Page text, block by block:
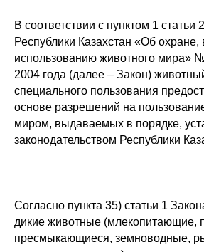
В соответствии с пунктом 1 статьи
Республики Казахстан «Об охране,
использованию животного мира»
2004 года (далее – Закон)
специального пользования
основе разрешений на
миром, выдаваемых в порядке,
законодательством Республики
Согласно пункта 35) статьи 1
дикие животные (млекопитающие,
пресмыкающиеся, земноводные,